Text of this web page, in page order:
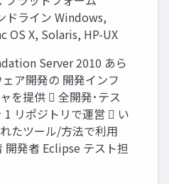
ドライン Windows,
OS X, Solaris, HP-UX
Server 2010 あら
ア開発の 開発インフ
を提供  全開発･テス
1 リポジトリで運営  い
たツール/方法で利用
開発者 Eclipse テスト担